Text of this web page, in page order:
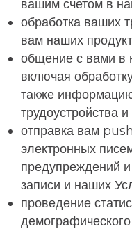
вашим счетом в
обработка ваших
вам наших
общение с вами в
включая
также
трудоустройства
отправка вам
электронных
предупреждений
записи и наших
проведение